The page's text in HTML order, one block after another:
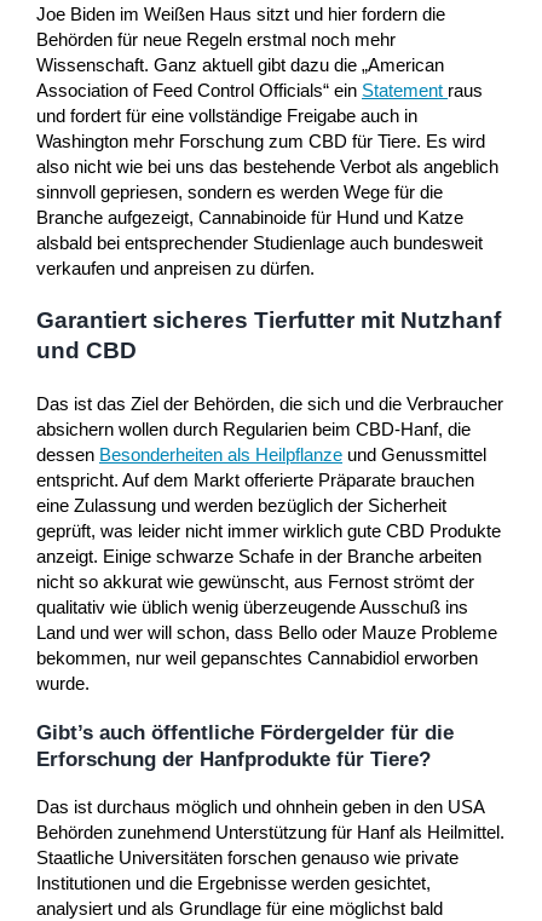
Joe Biden im Weißen Haus sitzt und hier fordern die
Behörden für neue Regeln erstmal noch mehr
Wissenschaft. Ganz aktuell gibt dazu die „American
Association of Feed Control Officials“ ein Statement raus
und fordert für eine vollständige Freigabe auch in
Washington mehr Forschung zum CBD für Tiere. Es wird
also nicht wie bei uns das bestehende Verbot als angeblich
sinnvoll gepriesen, sondern es werden Wege für die
Branche aufgezeigt, Cannabinoide für Hund und Katze
alsbald bei entsprechender Studienlage auch bundesweit
verkaufen und anpreisen zu dürfen.
Garantiert sicheres Tierfutter mit Nutzhanf
und CBD
Das ist das Ziel der Behörden, die sich und die Verbraucher
absichern wollen durch Regularien beim CBD-Hanf, die
dessen Besonderheiten als Heilpflanze und Genussmittel
entspricht. Auf dem Markt offerierte Präparate brauchen
eine Zulassung und werden bezüglich der Sicherheit
geprüft, was leider nicht immer wirklich gute CBD Produkte
anzeigt. Einige schwarze Schafe in der Branche arbeiten
nicht so akkurat wie gewünscht, aus Fernost strömt der
qualitativ wie üblich wenig überzeugende Ausschuß ins
Land und wer will schon, dass Bello oder Mauze Probleme
bekommen, nur weil gepanschtes Cannabidiol erworben
wurde.
Gibt’s auch öffentliche Fördergelder für die
Erforschung der Hanfprodukte für Tiere?
Das ist durchaus möglich und ohnhein geben in den USA
Behörden zunehmend Unterstützung für Hanf als Heilmittel.
Staatliche Universitäten forschen genauso wie private
Institutionen und die Ergebnisse werden gesichtet,
analysiert und als Grundlage für eine möglichst bald